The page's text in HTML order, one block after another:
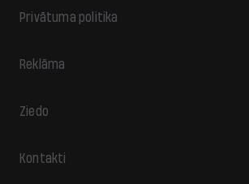
Privātuma politika
Reklāma
Ziedo
Kontakti